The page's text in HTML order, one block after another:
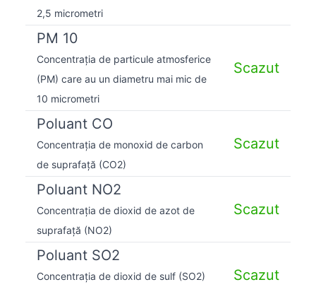
2,5 micrometri
PM 10
Concentrația de particule atmosferice
(PM) care au un diametru mai mic de
10 micrometri
Scazut
Poluant CO
Concentrația de monoxid de carbon
de suprafață (CO2)
Scazut
Poluant NO2
Concentrația de dioxid de azot de
suprafață (NO2)
Scazut
Poluant SO2
Concentrația de dioxid de sulf (SO2)
Scazut